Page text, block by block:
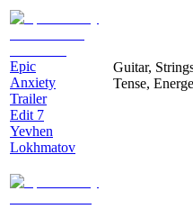
Epic
Anxiety
Trailer
Edit 7
Yevhen
Lokhmatov
Guitar,
Tense,